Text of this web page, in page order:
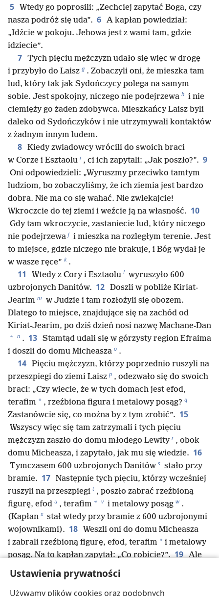
Ustawienia prywatności
Używamy plików cookies oraz podobnych
5 Wtedy go poprosili: „Zechciej zapytać Boga, czy
nasza podróż się uda”. 6 A kapłan powiedział:
„Idźcie w pokoju. Jehowa jest z wami tam, gdzie
idziecie”.
7 Tych pięciu mężczyzn udało się więc w drogę
i przybyło do Laisz g . Zobaczyli oni, że mieszka tam
lud, który tak jak Sydończycy polega na samym
sobie. Jest spokojny, niczego nie podejrzewa h i nie
ciemięży go żaden zdobywca. Mieszkańcy Laisz byli
daleko od Sydończyków i nie utrzymywali kontaktów
z żadnym innym ludem.
8 Kiedy zwiadowcy wrócili do swoich braci
w Corze i Esztaolu i , ci ich zapytali: „Jak poszło?”. 9
Oni odpowiedzieli: „Wyruszmy przeciwko tamtym
ludziom, bo zobaczyliśmy, że ich ziemia jest bardzo
dobra. Nie ma co się wahać. Nie zwlekajcie!
Wkroczcie do tej ziemi i weźcie ją na własność. 10
Gdy tam wkroczycie, zastaniecie lud, który niczego
nie podejrzewa j i mieszka na rozległym terenie. Jest
to miejsce, gdzie niczego nie brakuje, i Bóg wydał je
w wasze ręce” k .
11 Wtedy z Cory i Esztaolu l wyruszyło 600
uzbrojonych Danitów. 12 Doszli w pobliże Kiriat-
Jearim m w Judzie i tam rozłożyli się obozem.
Dlatego to miejsce, znajdujące się na zachód od
Kiriat-Jearim, po dziś dzień nosi nazwę Machane-Dan
* n . 13 Stamtąd udali się w górzysty region Efraima
i doszli do domu Micheasza o .
14 Pięciu mężczyzn, którzy poprzednio ruszyli na
przeszpiegi do ziemi Laisz p , odezwało się do swoich
braci: „Czy wiecie, że w tych domach jest efod,
terafim * , rzeźbiona figura i metalowy posąg? q
Zastanówcie się, co można by z tym zrobić”. 15
Wszyscy więc się tam zatrzymali i tych pięciu
mężczyzn zaszło do domu młodego Lewity r , obok
domu Micheasza, i zapytało, jak mu się wiedzie. 16
Tymczasem 600 uzbrojonych Danitów s stało przy
bramie. 17 Następnie tych pięciu, którzy wcześniej
ruszyli na przeszpiegi t , poszło zabrać rzeźbioną
figurę, efod u , terafim * v i metalowy posąg w .
(Kapłan x stał wtedy przy bramie z 600 uzbrojonymi
wojownikami). 18 Weszli oni do domu Micheasza
i zabrali rzeźbioną figurę, efod, terafim * i metalowy
posąg. Na to kapłan zapytał: „Co robicie?”. 19 Ale
oni mu powiedzieli: „Milcz. Ani słowa!
z nami, żeby zostać naszym doradcą
Co jest lepsze: żebyś był kapłanem w domu tylko